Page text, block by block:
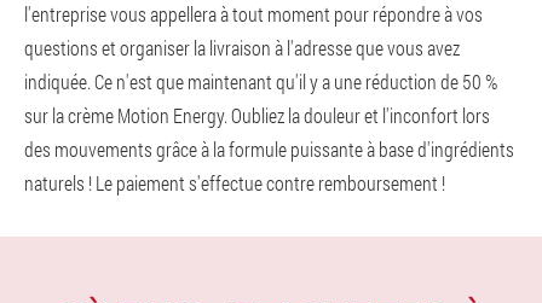
l'entreprise vous appellera à tout moment pour répondre à vos
questions et organiser la livraison à l'adresse que vous avez
indiquée. Ce n'est que maintenant qu'il y a une réduction de 50 %
sur la crème Motion Energy. Oubliez la douleur et l'inconfort lors
des mouvements grâce à la formule puissante à base d'ingrédients
naturels ! Le paiement s'effectue contre remboursement !